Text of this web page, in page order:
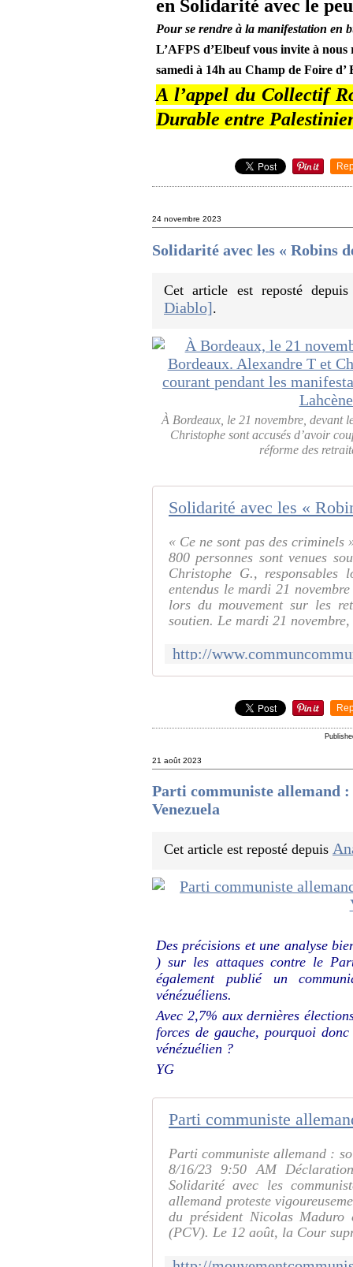
en Solidarité avec le
Pour se rendre à la manifestation en
L’AFPS d’Elbeuf vous invite à
samedi à 14h au Champ de Foire
A l’appel du Collectif
Durable entre
24 novembre 2023
Solidarité avec les « Robins
Cet article est reposté
Diablo].
À Bordeaux, le 21 novembre, devant
Christophe sont accusés d’avoir
réforme des
Solidarité avec les «
« Ce ne sont pas des
800 personnes sont venues
Christophe G., responsables
entendus le mardi 21
lors du mouvement sur les
soutien. Le mardi 21
21 août 2023
Parti communiste allemand
Venezuela
Cet article est reposté depuis
Des précisions et une analyse
) sur les attaques contre le
également publié un
vénézuéliens.
Avec 2,7% aux dernières
forces de gauche, pourquoi
vénézuélien ?
YG
Parti communiste allemand :
8/16/23 9:50 AM
Solidarité avec les
allemand proteste
du président Nicolas Maduro
(PCV). Le 12 août, la Cour